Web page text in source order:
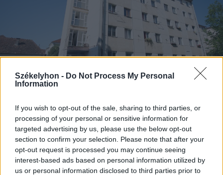
Székelyhon - Do Not Process My Personal
Information
If you wish to opt-out of the sale, sharing to third parties, or
processing of your personal or sensitive information for
targeted advertising by us, please use the below opt-out
section to confirm your selection. Please note that after your
opt-out request is processed you may continue seeing
interest-based ads based on personal information utilized by
us or personal information disclosed to third parties prior to
2026. augusztus 05., szerda
Agresszió, tartozások és javítások
a székelyudvarhelyi szociális
tömbházakban